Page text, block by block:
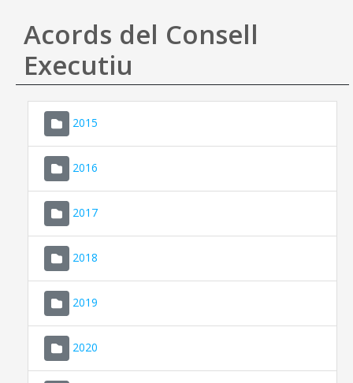
Ajuda
Acords del Consell
Executiu
2015
2016
2017
2018
2019
2020